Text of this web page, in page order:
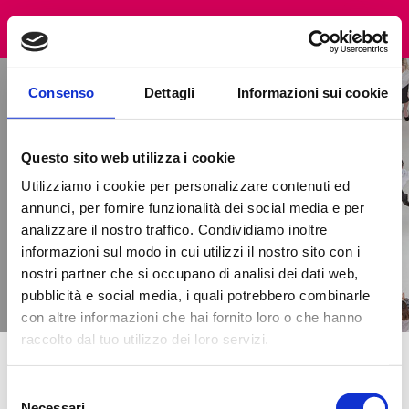
Consenso Dettagli Informazioni sui cookie
Questo sito web utilizza i cookie
Utilizziamo i cookie per personalizzare contenuti ed
annunci, per fornire funzionalità dei social media e per
analizzare il nostro traffico. Condividiamo inoltre
informazioni sul modo in cui utilizzi il nostro sito con i
nostri partner che si occupano di analisi dei dati web,
pubblicità e social media, i quali potrebbero combinarle
con altre informazioni che hai fornito loro o che hanno
raccolto dal tuo utilizzo dei loro servizi.
404 - PAGINA NON TROVATA